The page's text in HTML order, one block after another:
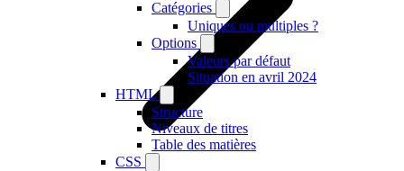
Catégories
Uniques ou multiples ?
Options
Valeurs par défaut
Situation en avril 2024
HTML
Structure
Niveaux de titres
Table des matières
CSS